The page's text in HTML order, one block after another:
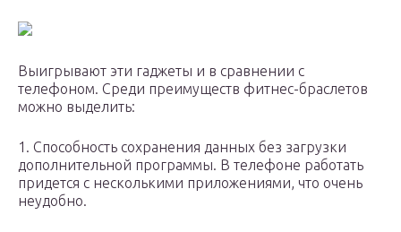
Выигрывают эти гаджеты и в сравнении с
телефоном. Среди преимуществ фитнес-браслетов
можно выделить:
1. Способность сохранения данных без загрузки
дополнительной программы. В телефоне работать
придется с несколькими приложениями, что очень
неудобно.